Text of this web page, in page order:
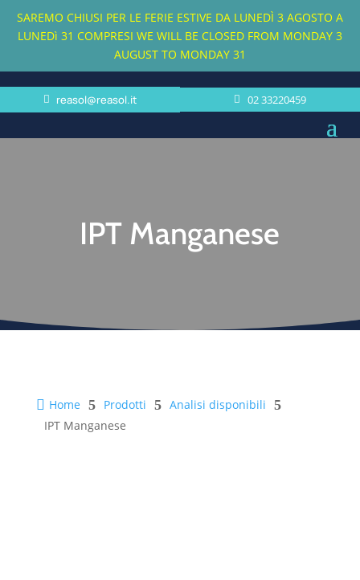
SAREMO CHIUSI PER LE FERIE ESTIVE DA LUNEDÌ 3 AGOSTO A
LUNEDì 31 COMPRESI WE WILL BE CLOSED FROM MONDAY 3
AUGUST TO MONDAY 31
reasol@reasol.it 02 33220459
IPT Manganese
 Home 5 Prodotti 5 Analisi disponibili 5
IPT Manganese